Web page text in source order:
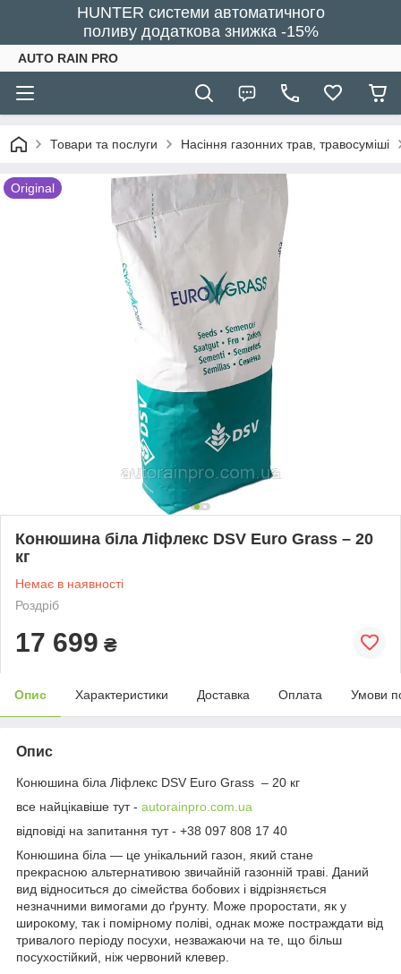
HUNTER системи автоматичного
поливу додаткова знижка -15%
AUTO RAIN PRO
Товари та послуги Насіння газонних трав, травосуміші
Original
Конюшина біла Ліфлекс DSV Euro Grass – 20
кг
Немає в наявності
Роздріб
17 699 ₴
Опис Характеристики Доставка Оплата Умови
Опис
Конюшина біла Ліфлекс DSV Euro Grass – 20 кг
все найцікавіше тут - autorainpro.com.ua
відповіді на запитання тут - +38 097 808 17 40
Конюшина біла — це унікальний газон, який стане
прекрасною альтернативою звичайній газонній траві. Даний
вид відноситься до сімейства бобових і відрізняється
незначними вимогами до ґрунту. Може проростати, як у
широкому, так і помірному поліві, однак може постраждати від
тривалого періоду посухи, незважаючи на те, що більш
посухостійкий, ніж червоний клевер.